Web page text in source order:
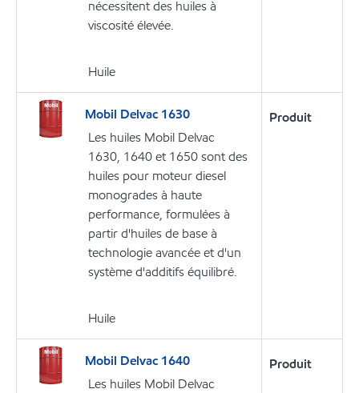
nécessitent des huiles à
viscosité élevée.
Huile
Mobil Delvac 1630
Les huiles Mobil Delvac
1630, 1640 et 1650 sont des
huiles pour moteur diesel
monogrades à haute
performance, formulées à
partir d'huiles de base à
technologie avancée et d'un
système d'additifs équilibré.
Huile
Produit
Mobil Delvac 1640
Les huiles Mobil Delvac
Produit